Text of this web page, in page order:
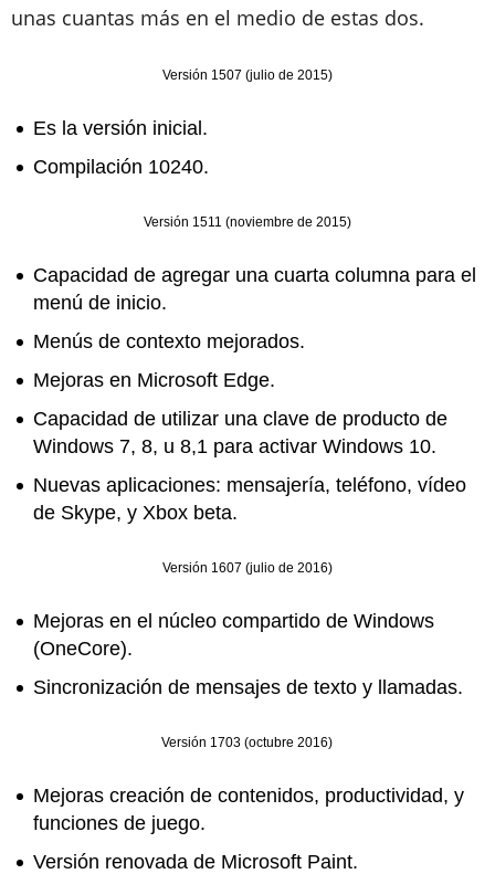
unas cuantas más en el medio de estas dos.
Versión 1507 (julio de 2015)
Es la versión inicial.
Compilación 10240.
Versión 1511 (noviembre de 2015)
Capacidad de agregar una cuarta columna para el
menú de inicio.
Menús de contexto mejorados.
Mejoras en Microsoft Edge.
Capacidad de utilizar una clave de producto de
Windows 7, 8, u 8,1 para activar Windows 10.
Nuevas aplicaciones: mensajería, teléfono, vídeo
de Skype, y Xbox beta.
Versión 1607 (julio de 2016)
Mejoras en el núcleo compartido de Windows
(OneCore).
Sincronización de mensajes de texto y llamadas.
Versión 1703 (octubre 2016)
Mejoras creación de contenidos, productividad, y
funciones de juego.
Versión renovada de Microsoft Paint.